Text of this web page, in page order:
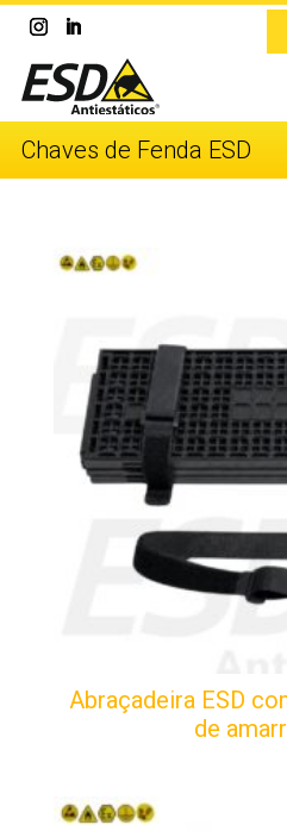
Chaves de Fenda ESD
Abraçadeira ESD
de